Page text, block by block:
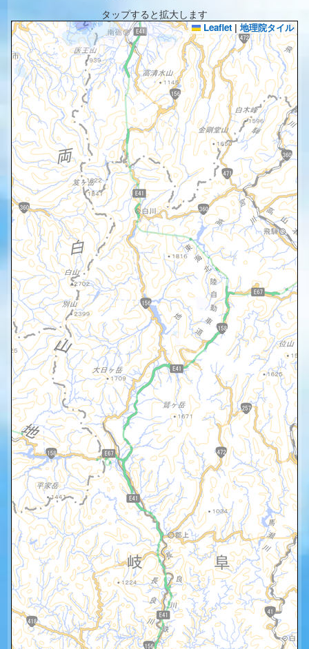
タップすると拡大します
Leaflet | 地理院タイル